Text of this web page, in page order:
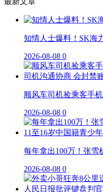
知情人士爆料！SK海
2026-08-08 0
顺风车司机捡乘客手
2026-08-08 0
每年拿出100万！张雪
2026-08-08 0